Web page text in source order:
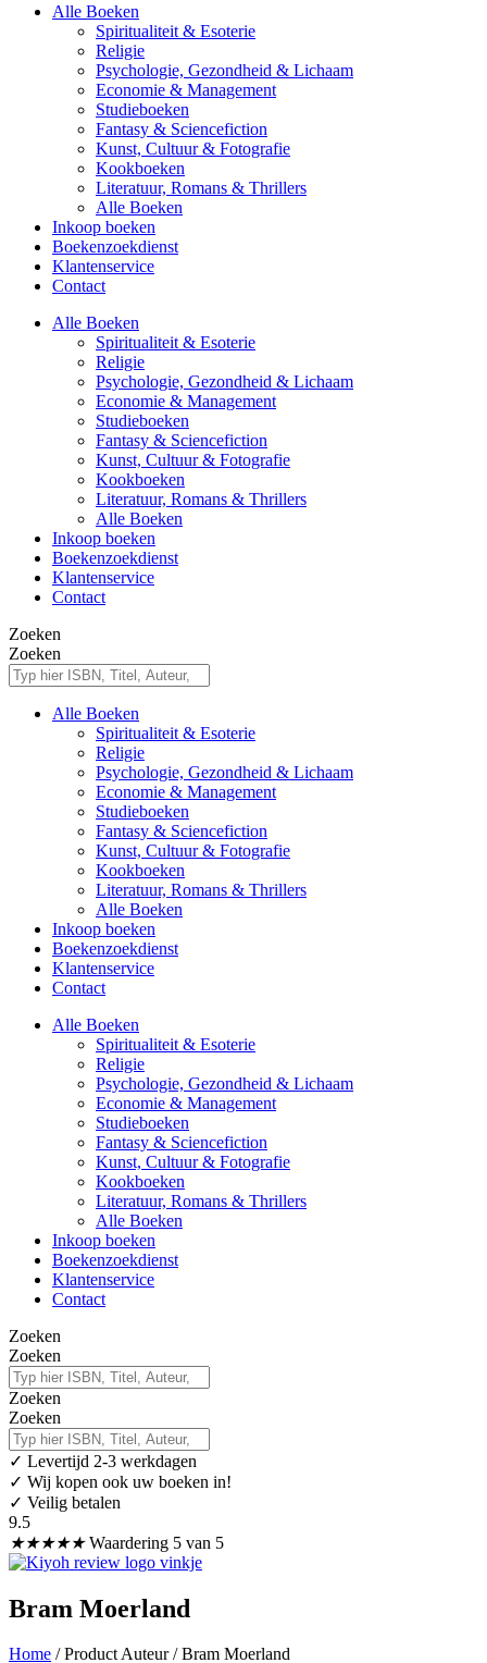
Alle Boeken
Spiritualiteit & Esoterie
Religie
Psychologie, Gezondheid & Lichaam
Economie & Management
Studieboeken
Fantasy & Sciencefiction
Kunst, Cultuur & Fotografie
Kookboeken
Literatuur, Romans & Thrillers
Alle Boeken
Inkoop boeken
Boekenzoekdienst
Klantenservice
Contact
Alle Boeken
Spiritualiteit & Esoterie
Religie
Psychologie, Gezondheid & Lichaam
Economie & Management
Studieboeken
Fantasy & Sciencefiction
Kunst, Cultuur & Fotografie
Kookboeken
Literatuur, Romans & Thrillers
Alle Boeken
Inkoop boeken
Boekenzoekdienst
Klantenservice
Contact
Zoeken
Zoeken
Alle Boeken
Spiritualiteit & Esoterie
Religie
Psychologie, Gezondheid & Lichaam
Economie & Management
Studieboeken
Fantasy & Sciencefiction
Kunst, Cultuur & Fotografie
Kookboeken
Literatuur, Romans & Thrillers
Alle Boeken
Inkoop boeken
Boekenzoekdienst
Klantenservice
Contact
Alle Boeken
Spiritualiteit & Esoterie
Religie
Psychologie, Gezondheid & Lichaam
Economie & Management
Studieboeken
Fantasy & Sciencefiction
Kunst, Cultuur & Fotografie
Kookboeken
Literatuur, Romans & Thrillers
Alle Boeken
Inkoop boeken
Boekenzoekdienst
Klantenservice
Contact
Zoeken
Zoeken
Zoeken
Zoeken
✓ Levertijd 2-3 werkdagen
✓ Wij kopen ook uw boeken in!
✓ Veilig betalen
9.5
★★★★★ Waardering 5 van 5
Bram Moerland
Home / Product Auteur / Bram Moerland